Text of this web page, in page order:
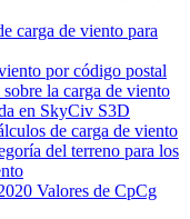
carga de viento para
por código postal
la carga de viento
en SkyCiv S3D
de carga de viento
del terreno para los
Valores de CpCg